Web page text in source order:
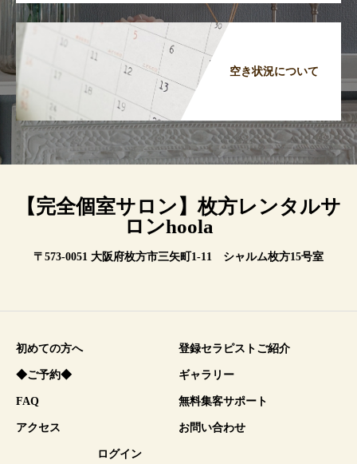
空き状況について
【完全個室サロン】枚方レンタルサ
ロンhoola
〒573-0051 大阪府枚方市三矢町1-11 シャルム枚方15号室
初めての方へ 登録セラピストご紹介
◆ご予約◆ ギャラリー
FAQ 無料集客サポート
アクセス お問い合わせ
ログイン